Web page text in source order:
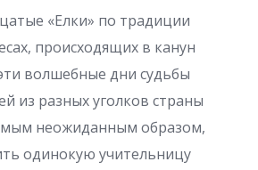
«Елки» по традиции
происходящих в канун
волшебные дни судьбы
из разных уголков страны
неожиданным образом,
одинокую учительницу